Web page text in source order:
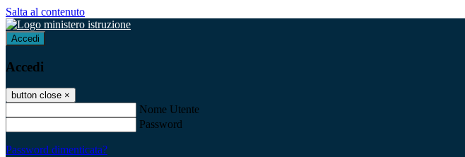
Salta al contenuto
Accedi
Accedi
button close ×
Nome Utente
Password
Password dimenticata?